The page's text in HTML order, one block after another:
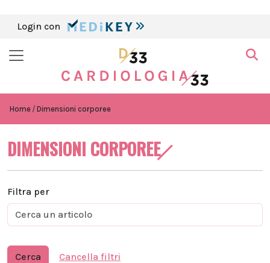
Login con
Home Dimensioni corporee
DIMENSIONI CORPOREE
Filtra per
Cerca Cancella filtri